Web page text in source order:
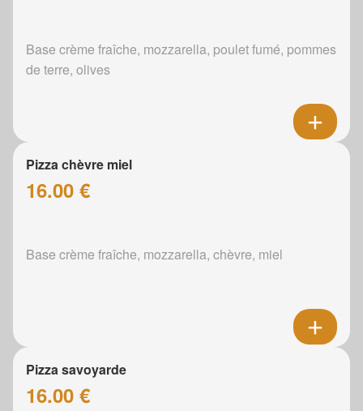
Base crème fraîche, mozzarella, poulet fumé, pommes
de terre, olives
Pizza chèvre miel
16.00 €
Base crème fraîche, mozzarella, chèvre, miel
Pizza savoyarde
16.00 €